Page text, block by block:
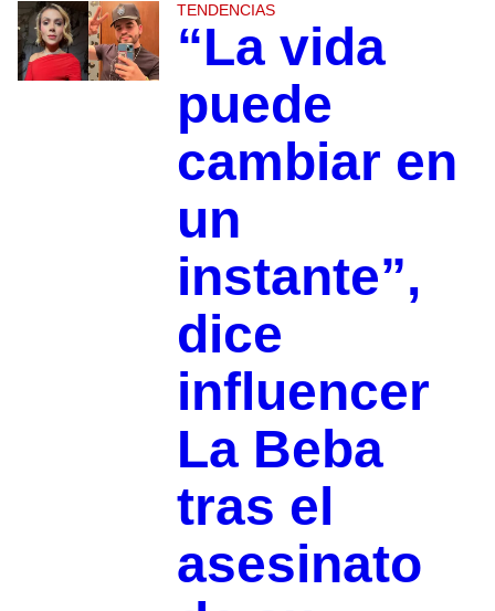
TENDENCIAS
“La vida
puede
cambiar en
un
instante”,
dice
influencer
La Beba
tras el
asesinato